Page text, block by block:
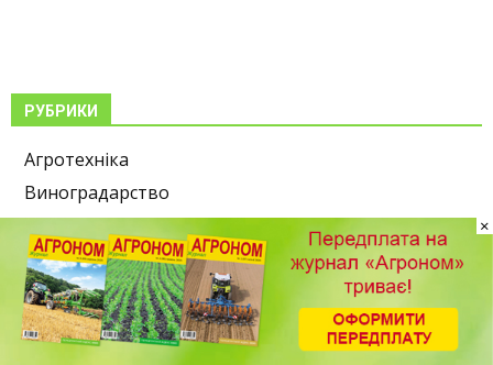
РУБРИКИ
Агротехніка
Виноградарство
Добрива
Жито
Захист рослин
Землеробство
×